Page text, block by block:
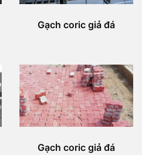
Gạch coric giả đá
Gạch coric giả đá